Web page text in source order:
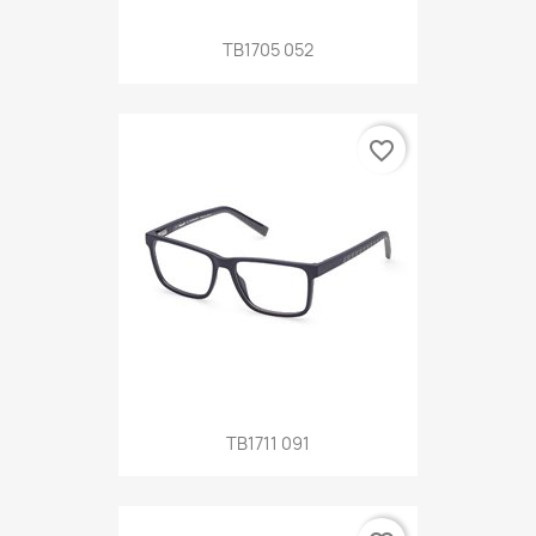
TB1705 052
TB1711 091
favorite_border